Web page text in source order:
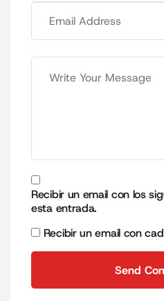
Recibir un email con los
esta entrada.
Recibir un email con
Send